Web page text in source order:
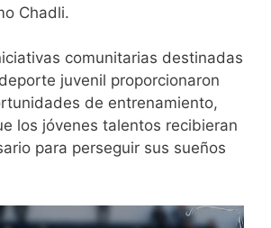
Chadli.
comunitarias destinadas
juvenil proporcionaron
de entrenamiento,
los jóvenes talentos recibieran
para perseguir sus sueños